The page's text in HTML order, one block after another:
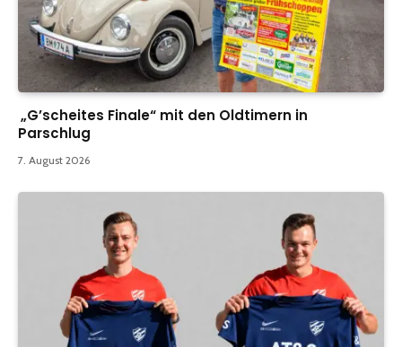
„G’scheites Finale“ mit den Oldtimern in
Parschlug
7. August 2026